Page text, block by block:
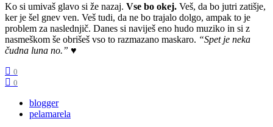
Ko si umivaš glavo si že nazaj. Vse bo okej. Veš, da bo jutri zatišje,
ker je šel gnev ven. Veš tudi, da ne bo trajalo dolgo, ampak to je
problem za naslednjič. Danes si naviješ eno hudo muziko in si z
nasmeškom še obrišeš vso to razmazano maskaro. “Spet je neka
čudna luna no.” ♥
0
0
blogger
pelamarela